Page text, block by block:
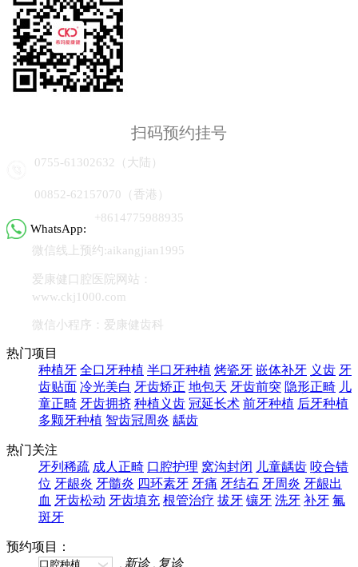
扫码预约挂号
0755-61302632（大陆）
00852-62157070（香港）
WhatsApp:
+8614775988935
微信线上预约:aikangjian1995
爱康健口腔医院网站：
www.ckj1000.com
微信小程序：爱康健齿科
热门项目
种植牙 全口牙种植 半口牙种植 烤瓷牙 嵌体补牙 义齿 牙
齿贴面 冷光美白 牙齿矫正 地包天 牙齿前突 隐形正畸 儿
童正畸 牙齿拥挤 种植义齿 冠延长术 前牙种植 后牙种植
多颗牙种植 智齿冠周炎 龋齿
热门关注
牙列稀疏 成人正畸 口腔护理 窝沟封闭 儿童龋齿 咬合错
位 牙龈炎 牙髓炎 四环素牙 牙痛 牙结石 牙周炎 牙龈出
血 牙齿松动 牙齿填充 根管治疗 拔牙 镶牙 洗牙 补牙 氟
斑牙
预约项目：
新诊
复诊